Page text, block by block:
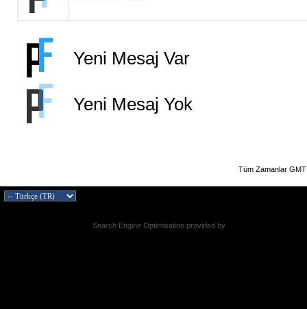
Yeni Mesaj Var
Yeni Mesaj Yok
Tüm Zamanlar
Search Engine Optimisation provided by